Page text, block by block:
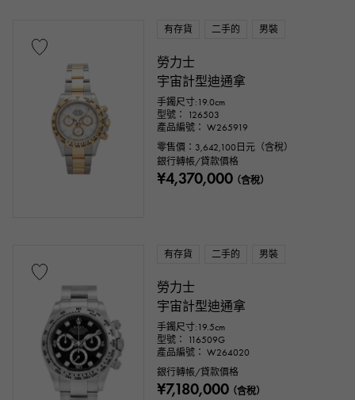
有存貨 二手的 男裝
勞力士
宇宙計型迪通拿
手鐲尺寸:19.0cm
型號： 126503
產品編號： W265919
零售價： 3,642,100 日元（含稅）
銀行轉帳/貸款價格
¥4,370,000（含稅）
有存貨 二手的 男裝
勞力士
宇宙計型迪通拿
手鐲尺寸:19.5cm
型號： 116509G
產品編號： W264020
銀行轉帳/貸款價格
¥7,180,000（含稅）